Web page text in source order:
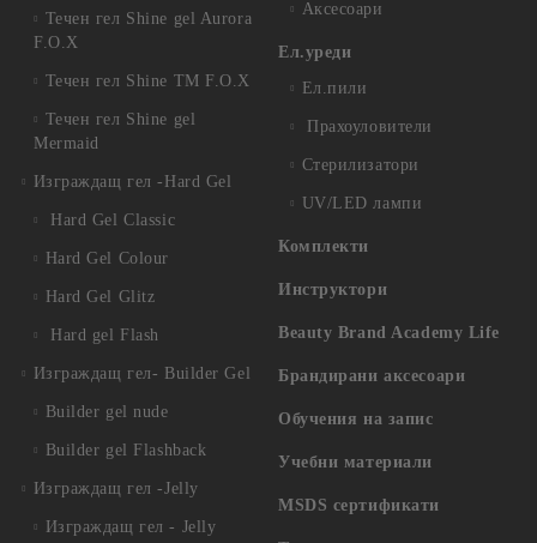
Течен гел Shine gel Aurora
F.O.X
Течен гел Shine TM F.O.X
Течен гел Shine gel
Mermaid
Изграждащ гел -Hard Gel
Hard Gel Classic
Hard Gel Colour
Hard Gel Glitz
Hard gel Flash
Изграждащ гел- Builder Gel
Builder gel nude
Builder gel Flashback
Изграждащ гел -Jelly
Изграждащ гел - Jelly
Аксесоари
Ел.уреди
Ел.пили
Прахоуловители
Стерилизатори
UV/LED лампи
Комплекти
Инструктори
Beauty Brand Academy Life
Брандирани аксесоари
Обучения на запис
Учебни материали
MSDS сертификати